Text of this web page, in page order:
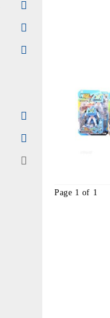
Page 1 of 1